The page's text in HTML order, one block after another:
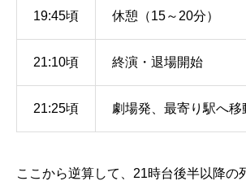
19:45頃 休憩（15～20分）
21:10頃 終演・退場開始
21:25頃 劇場発、最寄り駅へ移
ここから逆算して、21時台後半以降の